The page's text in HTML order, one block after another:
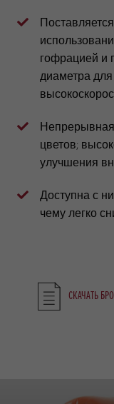
гофрацией и
диаметра
Непрерывная
цветов;
улучшения
Доступна с
чему легко
СКАЧАТЬ